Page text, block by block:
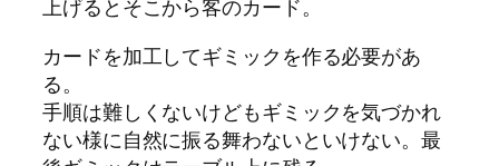
上げるとそこから客のカード。
カードを加工してギミックを作る必要があ
る。
手順は難しくないけどもギミックを気づかれ
ない様に自然に振る舞わないといけない。最